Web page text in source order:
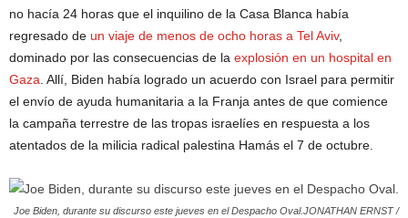
no hacía 24 horas que el inquilino de la Casa Blanca había
regresado de un viaje de menos de ocho horas a Tel Aviv,
dominado por las consecuencias de la explosión en un hospital en
Gaza . Allí, Biden había logrado un acuerdo con Israel para permitir
el envío de ayuda humanitaria a la Franja antes de que comience
la campaña terrestre de las tropas israelíes en respuesta a los
atentados de la milicia radical palestina Hamás el 7 de octubre.
Joe Biden, durante su discurso este jueves en el Despacho Oval.JONATHAN ERNST /